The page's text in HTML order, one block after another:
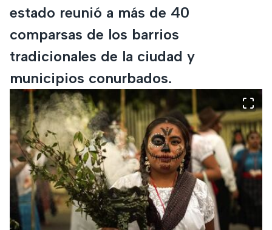
estado reunió a más de 40
comparsas de los barrios
tradicionales de la ciudad y
municipios conurbados.